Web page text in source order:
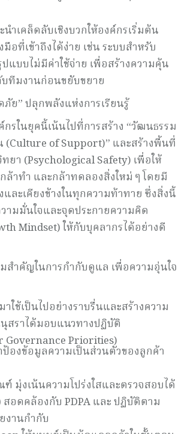
ำเคล็ดลับเชิงบวกให้องค์กรเริ่มต้น
อที่เข้าถึงได้ง่าย เช่น ระบบสำหรับ
แบบไม่มีค่าใช้จ่าย เพื่อสร้างความคุ้น
บทีมงานก่อนขยับขยาย
ย” ปลุกพลังแห่งการเรียนรู้
รในยุคนี้เน้นไปที่การสร้าง “วัฒนธรรม
of Support)” และสร้างพื้นที่
ยา (Psychological Safety) เพื่อให้
าทำ และกล้าทดลองสิ่งใหม่ ๆ โดยมี
ละเคียงข้างในทุกความท้าทาย ซึ่งสิ่งนี้
ามมั่นใจและจุดประกายความคิด
Mindset) ให้กับบุคลากรได้อย่างดี
สำคัญในการกำกับดูแล เพื่อความอุ่นใจ
าใช้เป็นไปอย่างราบรื่นและสร้างความ
สราได้มอบแนวทางปฏิบัติ
Governance Priorities)
องข้อมูลความเป็นส่วนตัวของลูกค้า
มุ่งเน้นความโปร่งใสและตรวจสอบได้
อดคล้องกับ PDPA และ ปฏิบัติตาม
งานกำกับ